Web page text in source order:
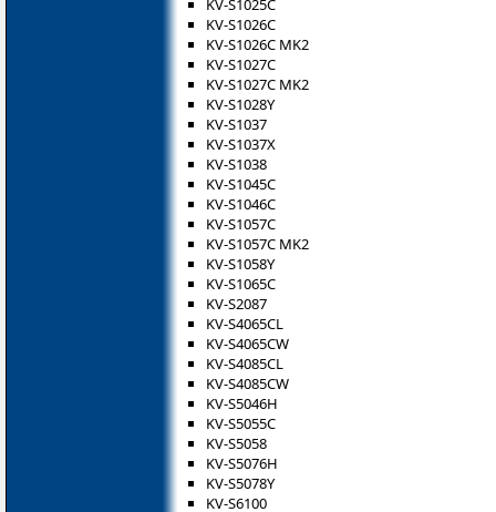
KV-S1025C
KV-S1026C
KV-S1026C MK2
KV-S1027C
KV-S1027C MK2
KV-S1028Y
KV-S1037
KV-S1037X
KV-S1038
KV-S1045C
KV-S1046C
KV-S1057C
KV-S1057C MK2
KV-S1058Y
KV-S1065C
KV-S2087
KV-S4065CL
KV-S4065CW
KV-S4085CL
KV-S4085CW
KV-S5046H
KV-S5055C
KV-S5058
KV-S5076H
KV-S5078Y
KV-S6100